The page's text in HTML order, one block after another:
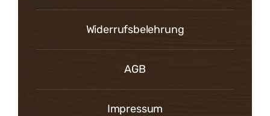
Widerrufsbelehrung
AGB
Impressum